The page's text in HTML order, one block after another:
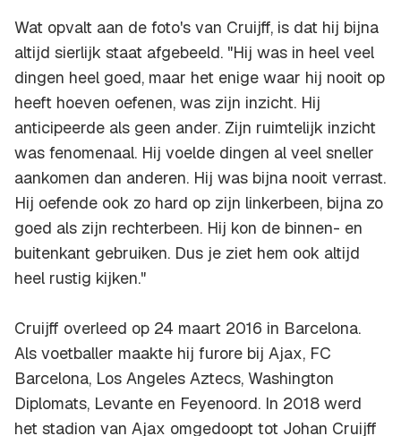
Wat opvalt aan de foto's van Cruijff, is dat hij bijna
altijd sierlijk staat afgebeeld. "Hij was in heel veel
dingen heel goed, maar het enige waar hij nooit op
heeft hoeven oefenen, was zijn inzicht. Hij
anticipeerde als geen ander. Zijn ruimtelijk inzicht
was fenomenaal. Hij voelde dingen al veel sneller
aankomen dan anderen. Hij was bijna nooit verrast.
Hij oefende ook zo hard op zijn linkerbeen, bijna zo
goed als zijn rechterbeen. Hij kon de binnen- en
buitenkant gebruiken. Dus je ziet hem ook altijd
heel rustig kijken."
Cruijff overleed op 24 maart 2016 in Barcelona.
Als voetballer maakte hij furore bij Ajax, FC
Barcelona, Los Angeles Aztecs, Washington
Diplomats, Levante en Feyenoord. In 2018 werd
het stadion van Ajax omgedoopt tot Johan Cruijff